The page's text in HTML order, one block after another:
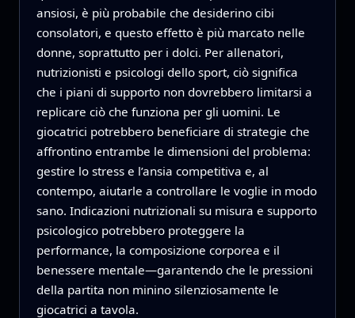
ansiosi, è più probabile che desiderino cibi
consolatori, e questo effetto è più marcato nelle
donne, soprattutto per i dolci. Per allenatori,
nutrizionisti e psicologi dello sport, ciò significa
che i piani di supporto non dovrebbero limitarsi a
replicare ciò che funziona per gli uomini. Le
giocatrici potrebbero beneficiare di strategie che
affrontino entrambe le dimensioni del problema:
gestire lo stress e l’ansia competitiva e, al
contempo, aiutarle a controllare le voglie in modo
sano. Indicazioni nutrizionali su misura e supporto
psicologico potrebbero proteggere la
performance, la composizione corporea e il
benessere mentale—garantendo che le pressioni
della partita non minino silenziosamente le
giocatrici a tavola.